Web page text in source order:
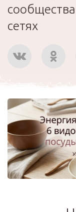
сетях